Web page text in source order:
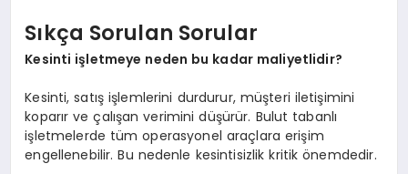
Sıkça Sorulan Sorular
Kesinti işletmeye neden bu kadar maliyetlidir?
Kesinti, satış işlemlerini durdurur, müşteri iletişimini
koparır ve çalışan verimini düşürür. Bulut tabanlı
işletmelerde tüm operasyonel araçlara erişim
engellenebilir. Bu nedenle kesintisizlik kritik önemdedir.